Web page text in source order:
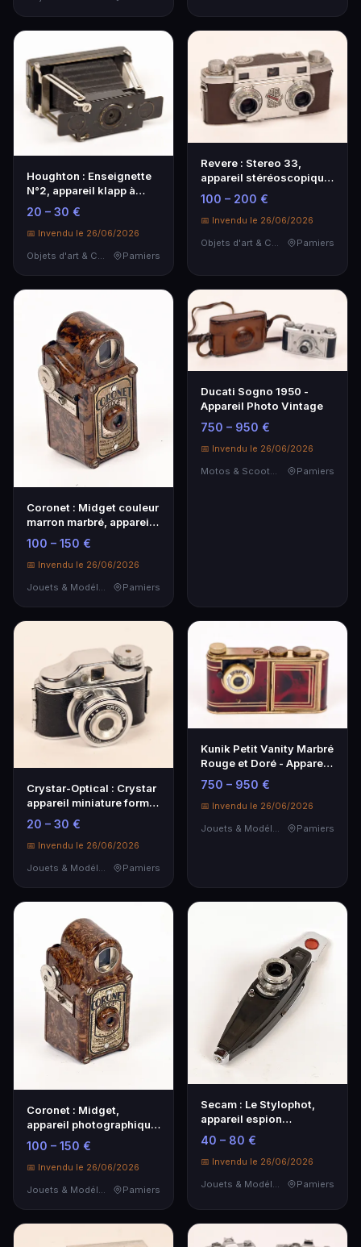
Houghton : Enseignette
N°2, appareil klapp à
ciseaux format …
20 – 30 €
📅 Invendu le 26/06/2026
Pamiers
Revere : Stereo 33,
appareil stéréoscopique
à visée télémètr…
100 – 200 €
📅 Invendu le 26/06/2026
Objets d'art & Curiosités
Pamiers
Coronet : Midget couleur
marron marbré, appareil
photographi…
100 – 150 €
📅 Invendu le 26/06/2026
Jouets & Modélisme
Pamiers
Ducati Sogno 1950 -
Appareil Photo Vintage
750 – 950 €
📅 Invendu le 26/06/2026
Pamiers
Crystar-Optical : Crystar
appareil miniature format
14x14mm …
20 – 30 €
📅 Invendu le 26/06/2026
Pamiers
Kunik Petit Vanity Marbré
Rouge et Doré - Appareil
Miniaturisé
750 – 950 €
📅 Invendu le 26/06/2026
Jouets & Modélisme
Pamiers
Coronet : Midget,
appareil photographique
miniature en bakel…
100 – 150 €
📅 Invendu le 26/06/2026
Jouets & Modélisme
Pamiers
Secam : Le Stylophot,
appareil espion
miniature, cond.
40 – 80 €
📅 Invendu le 26/06/2026
Jouets & Modélisme
Pamiers